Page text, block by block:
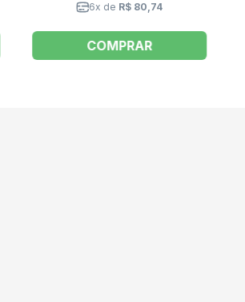
6x de R$ 80,74
COMPRAR